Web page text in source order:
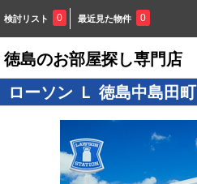
検討リスト 0 最近見た物件 0
徳島のお部屋探し専門店
ローソン Ｌ 徳島中島田町